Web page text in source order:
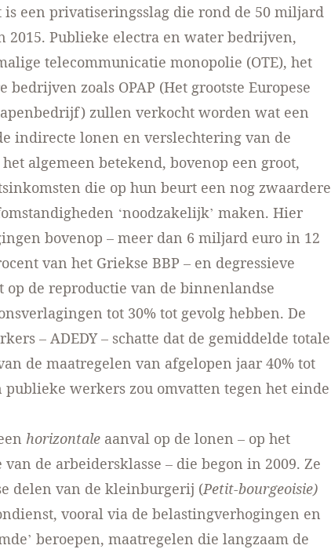
een privatiseringsslag die rond de 50 miljard
2015. Publieke electra en water bedrijven,
telecommunicatie monopolie (OTE), het
zoals OPAP (Het grootste Europese
zullen verkocht worden wat een
indirecte lonen en verslechtering van de
algemeen betekend, bovenop een groot,
die op hun beurt een nog zwaardere
‘noodzakelijk’ maken. Hier
bovenop – meer dan 6 miljard euro in 12
van het Griekse BBP – en degressieve
de reproductie van de binnenlandse
tot 30% tot gevolg hebben. De
– ADEDY – schatte dat de gemiddelde totale
de maatregelen van afgelopen jaar 40% tot
publieke werkers zou omvatten tegen het einde
horizontale aanval op de lonen – op het
de arbeidersklasse – die begon in 2009. Ze
delen van de kleinburgerij (Petit-bourgeoisie)
vooral via de belastingverhogingen en
beroepen, maatregelen die langzaam de